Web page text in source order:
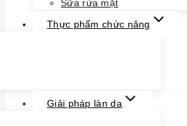
Sữa rửa mặt
Thực phẩm chức năng
Giải pháp làn da